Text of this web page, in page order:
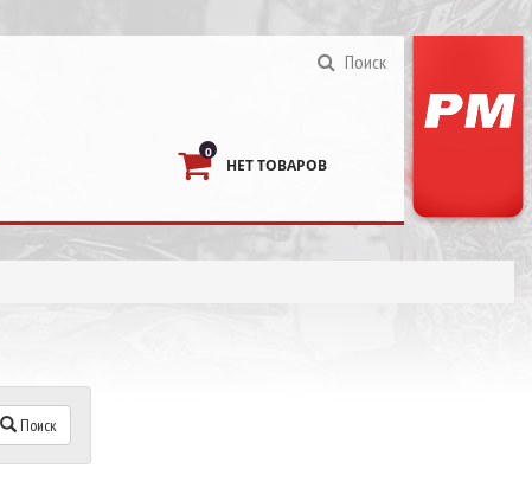
Поиск
0
НЕТ ТОВАРОВ
Поиск